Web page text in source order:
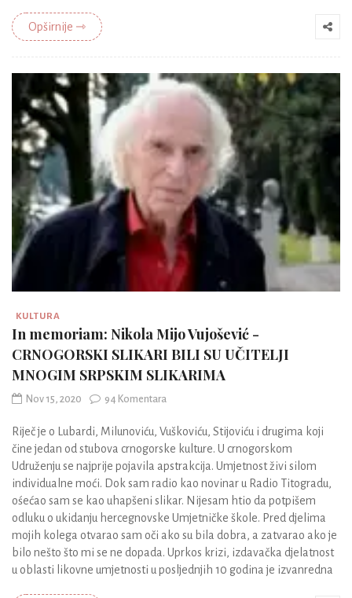
Opširnije ⇾
KULTURA
In memoriam: Nikola Mijo Vujošević -
CRNOGORSKI SLIKARI BILI SU UČITELJI
MNOGIM SRPSKIM SLIKARIMA
Nov 15, 2020 94 Komentara
Riječ je o Lubardi, Milunoviću, Vuškoviću, Stijoviću i drugima koji
čine jedan od stubova crnogorske kulture. U crnogorskom
Udruženju se najprije pojavila apstrakcija. Umjetnost živi silom
individualne moći. Dok sam radio kao novinar u Radio Titogradu,
ośećao sam se kao uhapšeni slikar. Nijesam htio da potpišem
odluku o ukidanju hercegnovske Umjetničke škole. Pred djelima
mojih kolega otvarao sam oči ako su bila dobra, a zatvarao ako je
bilo nešto što mi se ne dopada. Uprkos krizi, izdavačka djelatnost
u oblasti likovne umjetnosti u posljednjih 10 godina je izvanredna